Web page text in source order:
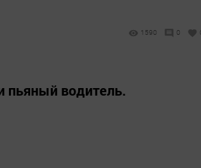
1590 0
пьяный водитель.